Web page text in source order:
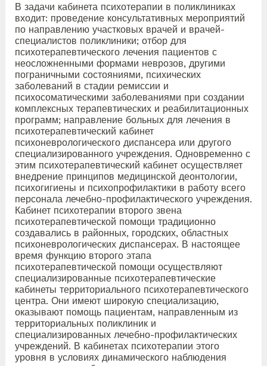
В задачи кабинета психотерапии в поликлиниках
входит: проведение консультативных мероприятий
по направлению участковых врачей и врачей-
специалистов поликлиники; отбор для
психотерапевтического лечения пациентов с
неосложненными формами неврозов, другими
пограничными состояниями, психических
заболеваний в стадии ремиссии и
психосоматическими заболеваниями при создании
комплексных терапевтических и реабилитационных
программ; направление больных для лечения в
психотерапевтический кабинет
психоневрологического диспансера или другого
специализированного учреждения. Одновременно с
этим психотерапевтический кабинет осуществляет
внедрение принципов медицинской деонтологии,
психогигиены и психопрофилактики в работу всего
персонала лечебно-профилактического учреждения.
Кабинет психотерапии второго звена
психотерапевтической помощи традиционно
создавались в районных, городских, областных
психоневрологических диспансерах. В настоящее
время функцию второго этапа
психотерапевтической помощи осуществляют
специализированные психотерапевтические
кабинеты территориального психотерапевтического
центра. Они имеют широкую специализацию,
оказывают помощь пациентам, направленным из
территориальных поликлиник и
специализированных лечебно-профилактических
учреждений. В кабинетах психотерапии этого
уровня в условиях динамического наблюдения